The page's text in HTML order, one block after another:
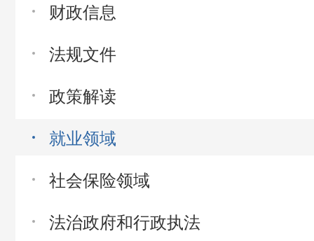
财政信息
法规文件
政策解读
就业领域
社会保险领域
法治政府和行政执法